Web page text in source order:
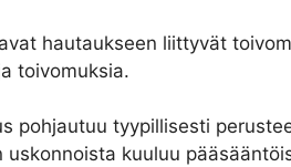
hautaukseen liittyvät
toivomuksia.
pohjautuu tyypillisesti
kuuluu